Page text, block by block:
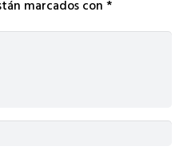
marcados con*